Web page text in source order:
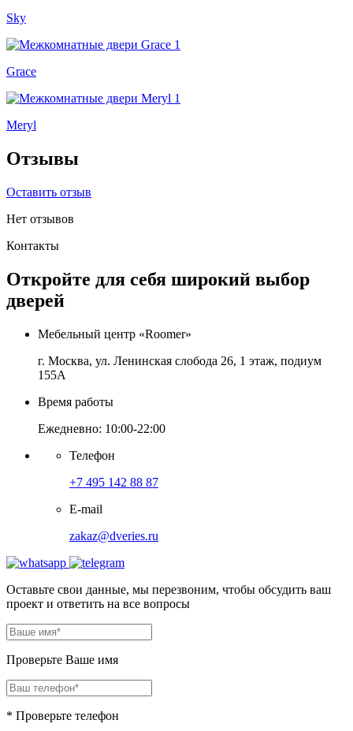
Sky
Grace
Meryl
Отзывы
Оставить отзыв
Нет отзывов
Контакты
Откройте для себя широкий выбор
дверей
Мебельный центр «Roomer»
г. Москва, ул. Ленинская слобода 26, 1 этаж, подиум
155А
Время работы
Ежедневно: 10:00-22:00
Телефон
+7 495 142 88 87
E-mail
zakaz@dveries.ru
Оставьте свои данные, мы перезвоним, чтобы обсудить ваш
проект и ответить на все вопросы
Проверьте Ваше имя
* Проверьте телефон